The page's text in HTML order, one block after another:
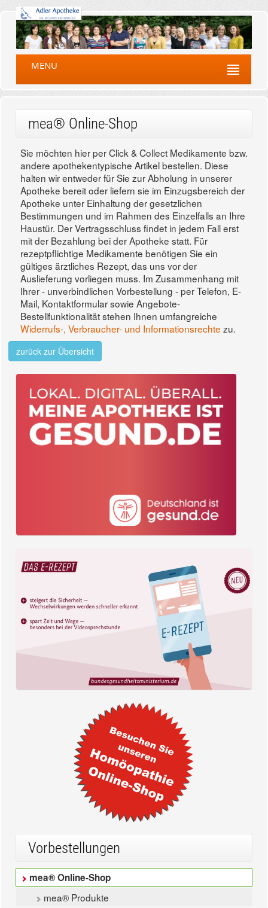
MENU
mea® Online-Shop
Sie möchten hier per Click & Collect Medikamente bzw.
andere apothekentypische Artikel bestellen. Diese
halten wir entweder für Sie zur Abholung in unserer
Apotheke bereit oder liefern sie im Einzugsbereich der
Apotheke unter Einhaltung der gesetzlichen
Bestimmungen und im Rahmen des Einzelfalls an Ihre
Haustür. Der Vertragsschluss findet in jedem Fall erst
mit der Bezahlung bei der Apotheke statt. Für
rezeptpflichtige Medikamente benötigen Sie ein
gültiges ärztliches Rezept, das uns vor der
Auslieferung vorliegen muss. Im Zusammenhang mit
Ihrer - unverbindlichen Vorbestellung - per Telefon, E-
Mail, Kontaktformular sowie Angebote-
Bestellfunktionalität stehen Ihnen umfangreiche
Widerrufs-, Verbraucher- und Informationsrechte zu.
zurück zur Übersicht
Vorbestellungen
mea® Online-Shop
mea® Produkte